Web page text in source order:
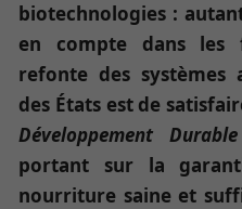
biotechnologies :
en compte dans les
refonte des systèmes
des États est de
Développement
portant sur la
nourriture saine et